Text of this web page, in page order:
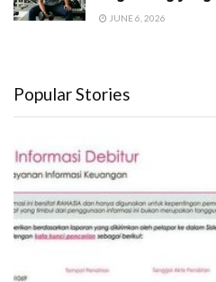
JUNE 6, 2026
Popular Stories